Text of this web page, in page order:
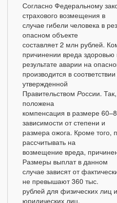
Согласно Федеральному
страхового возмещения в
случае гибели человека в
опасном объекте
составляет 2 млн рублей.
причинении вреда здоровью
результате аварии на
производится в
утвержденной
Правительством России.
положена
компенсация в размере
зависимости от степени и
размера ожога. Кроме того,
рассчитывать на
возмещение вреда,
Размеры выплат в данном
случае зависят от
не превышают 360 тыс.
рублей для физических лиц
юридических лиц.